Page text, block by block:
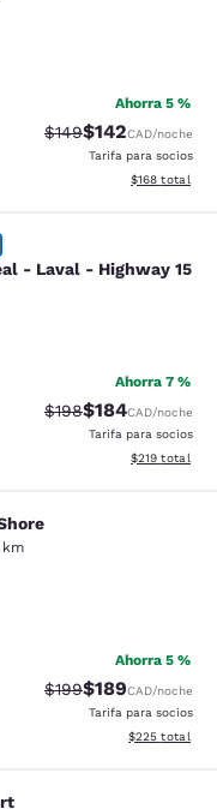
Bueno. 351 reseñas
Ahorra 5 %
Precio tachado:
$149Precio con
$142CAD/noche
Tarifa para socios
Ver detalles
$168 total
- Laval -
- Laval - Highway 15
Bueno. 1214 reseñas
Ahorra 7 %
Precio tachado:
$198Precio con
$184CAD/noche
Tarifa para socios
Ver detalles
$219 total
km
Bueno. 976 reseñas
Ahorra 5 %
Precio tachado:
$199Precio con
$189CAD/noche
Tarifa para socios
Ver detalles
$225 total